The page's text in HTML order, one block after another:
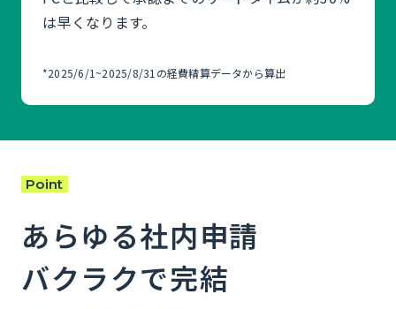
は早くなります。
*2025/6/1~2025/8/31の経費精算データから算出
Point
あらゆる社内申請
バクラクで完結